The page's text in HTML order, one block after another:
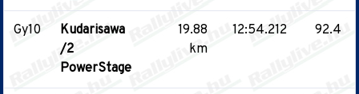
Gy10
Kudarisawa
/2
PowerStage
19.88
km
12:54.212 92.4